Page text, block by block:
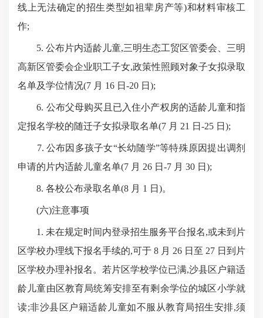
线上无法确定的招生类型如祖辈房产等)和材料审核工
作;
5. 公布片内适龄儿童,三明生态工贸区管委会、三明
高新区管委会企业职工子女,政策性照顾对象子女拟录取
名单及学位情况(7 月 16 日-20 日);
6. 公布父母购买且已入住小产权房的适龄儿童和指
定报名学校的随迁子女拟录取名单(7 月 21 日-25 日);
7. 公布因多孩子女“长幼随学”等特殊原因提出调剂
申请的片内适龄儿童名单(7 月 26 日-7 月 30 日);
8. 各校公布录取名单(8 月 1 日)。
(六)注意事项
1. 未在规定时间内登录招生服务平台报名,或未到片
区学校办理线下报名手续的,可于 8 月 26 日至 27 日到片
区学校办理补报名。若片区学校学位已满,沙县区户籍适
龄儿童由区教育局统筹安排至有剩余学位的城区小学就
读;非沙县区户籍适龄儿童如不服从教育局招生安排,须